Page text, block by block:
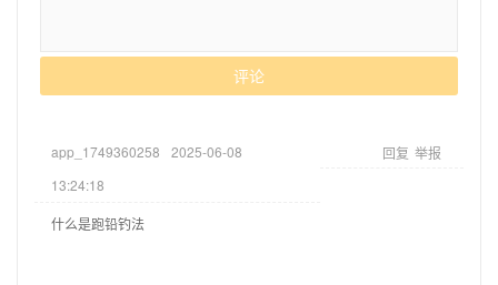
评论
app_1749360258
2025-06-08
13:24:18
回复 举报
什么是跑铅钓法